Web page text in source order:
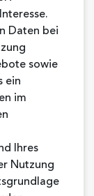
Daten bei
sowie
ein
im
Ihres
Nutzung